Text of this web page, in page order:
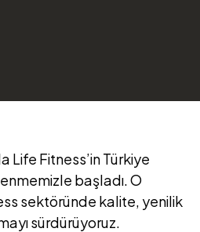
Life Fitness’in Türkiye
başladı. O
sektöründe kalite, yenilik
sürdürüyoruz.